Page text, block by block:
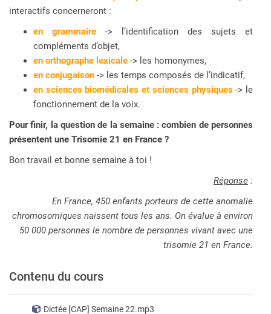
interactifs concerneront :
en grammaire -> l’identification des sujets et
compléments d’objet,
en orthographe lexicale -> les homonymes,
en conjugaison -> les temps composés de l’indicatif,
en sciences biomédicales et sciences physiques-> le
fonctionnement de la voix.
Pour finir, la question de la semaine : combien de personnes
présentent une Trisomie 21 en France ?
Bon travail et bonne semaine à toi !
Réponse :
En France, 450 enfants porteurs de cette anomalie
chromosomiques naissent tous les ans. On évalue à environ
50 000 personnes le nombre de personnes vivant avec une
trisomie 21 en France.
Contenu du cours
Dictée [CAP] Semaine 22.mp3